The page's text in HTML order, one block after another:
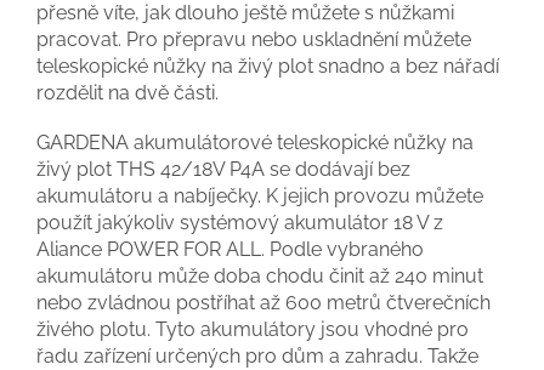
přesně víte, jak dlouho ještě můžete s nůžkami
pracovat. Pro přepravu nebo uskladnění můžete
teleskopické nůžky na živý plot snadno a bez nářadí
rozdělit na dvě části.
GARDENA akumulátorové teleskopické nůžky na
živý plot THS 42/18V P4A se dodávají bez
akumulátoru a nabíječky. K jejich provozu můžete
použít jakýkoliv systémový akumulátor 18 V z
Aliance POWER FOR ALL. Podle vybraného
akumulátoru může doba chodu činit až 240 minut
nebo zvládnou postříhat až 600 metrů čtverečních
živého plotu. Tyto akumulátory jsou vhodné pro
řadu zařízení určených pro dům a zahradu. Takže